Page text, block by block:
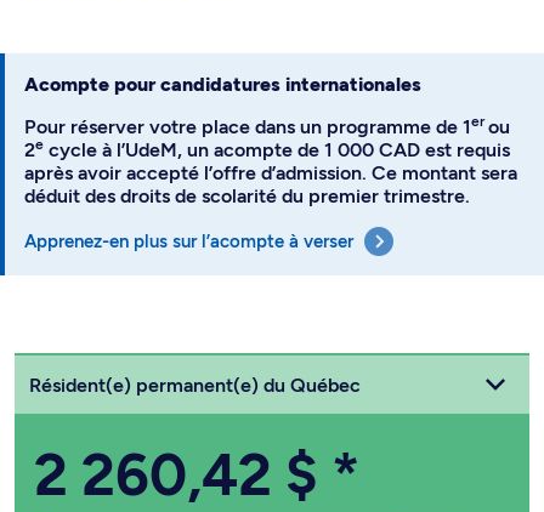
Acompte pour candidatures internationales
Pour réserver votre place dans un programme de 1erou
2e cycle à l’UdeM, un acompte de 1 000 CAD est requis
après avoir accepté l’offre d’admission. Ce montant sera
déduit des droits de scolarité du premier trimestre.
Apprenez-en plus sur l’acompte à verser
Choisissez votre statut
Résident(e) permanent(e) du Québec
2 260,42 $ *